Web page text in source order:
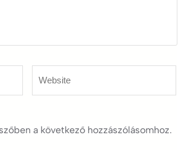
a következő hozzászólásomhoz.